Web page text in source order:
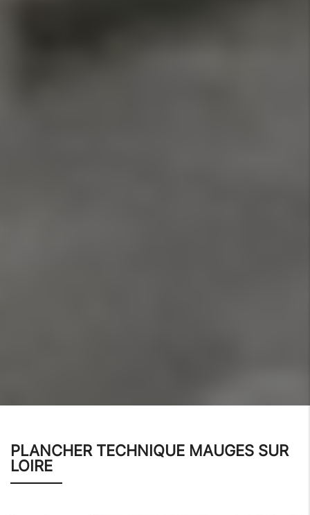
PLANCHER TECHNIQUE MAUGES SUR
LOIRE